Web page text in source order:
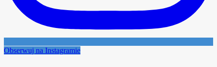
Obserwuj na Instagramie